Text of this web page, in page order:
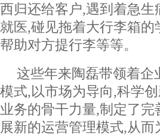
西归还给客户,遇到着急
就医,碰见拖着大行李箱
帮助对方提行李等等。
这些年来陶磊带领着企
模式,以市场为导向,科学
业务的骨干力量,制定了
展新的运营管理模式,从